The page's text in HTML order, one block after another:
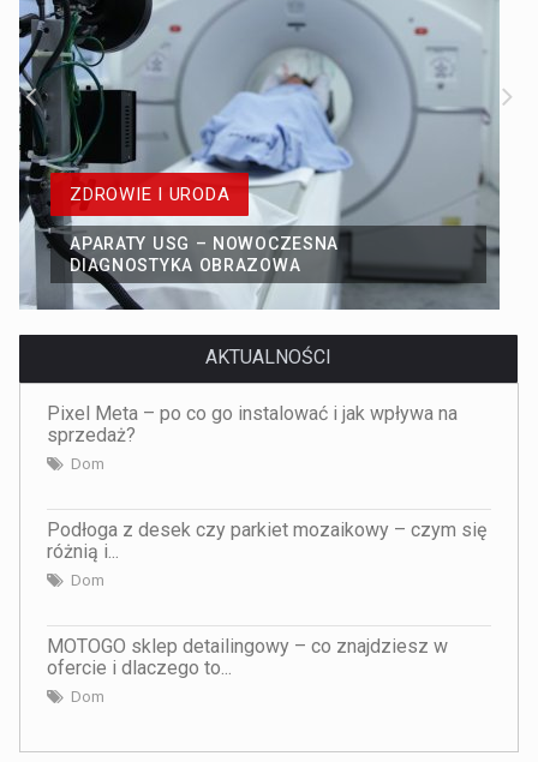
ZDROWIE I URODA
APARATY USG – NOWOCZESNA
DIAGNOSTYKA OBRAZOWA
AKTUALNOŚCI
Pixel Meta – po co go instalować i jak wpływa na
sprzedaż?
Dom
Podłoga z desek czy parkiet mozaikowy – czym się
różnią i...
Dom
MOTOGO sklep detailingowy – co znajdziesz w
ofercie i dlaczego to...
Dom